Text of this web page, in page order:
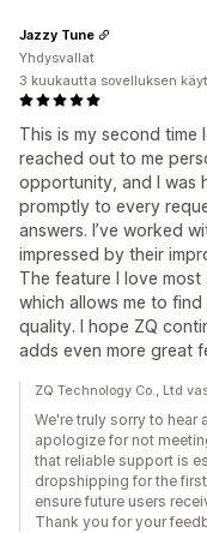
This is my second time
reached out to me
opportunity, and I was
promptly to every
answers. I’ve worked
impressed by their
The feature I love
which allows me to
quality. I hope ZQ
adds even more great
Jazzy Tune
Yhdysvallat
3 kuukautta sovelluksen
ZQ Technology Co., Ltd
We're truly sorry to hear
apologize for not
that reliable support is
dropshipping for the
ensure future users
Thank you for your